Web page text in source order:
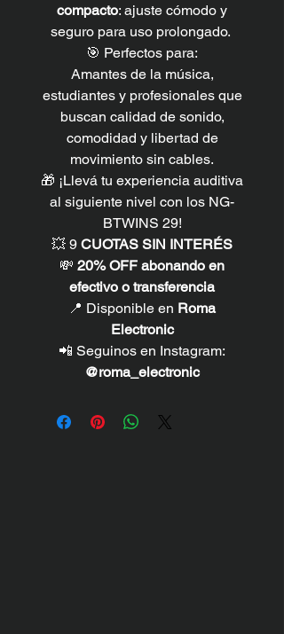
compacto: ajuste cómodo y
seguro para uso prolongado.
🎯 Perfectos para:
Amantes de la música,
estudiantes y profesionales que
buscan calidad de sonido,
comodidad y libertad de
movimiento sin cables.
🎁 ¡Llevá tu experiencia auditiva
al siguiente nivel con los NG-
BTWINS 29!
💥 9 CUOTAS SIN INTERÉS
💸 20% OFF abonando en
efectivo o transferencia
📍 Disponible en Roma
Electronic
📲 Seguinos en Instagram:
@roma_electronic